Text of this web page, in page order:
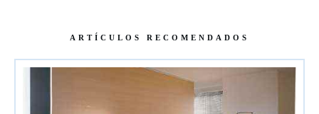
ARTÍCULOS RECOMENDADOS